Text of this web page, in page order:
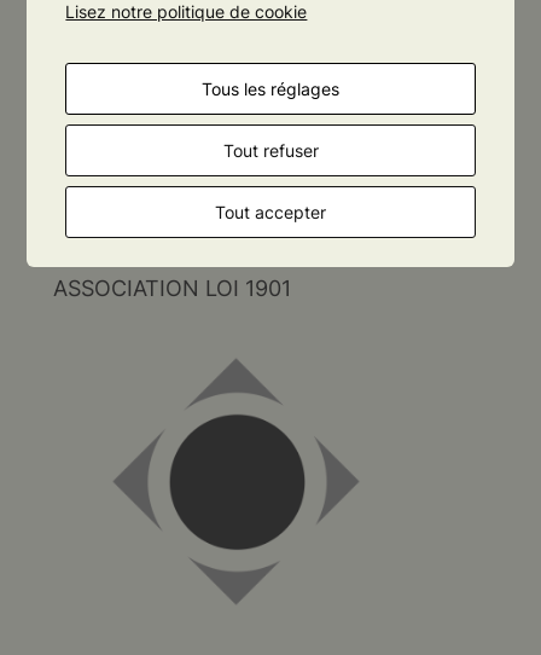
ASSOCIATION LOI 1901
Lisez notre politique de cookie
Tous les réglages
Tout refuser
Tout accepter